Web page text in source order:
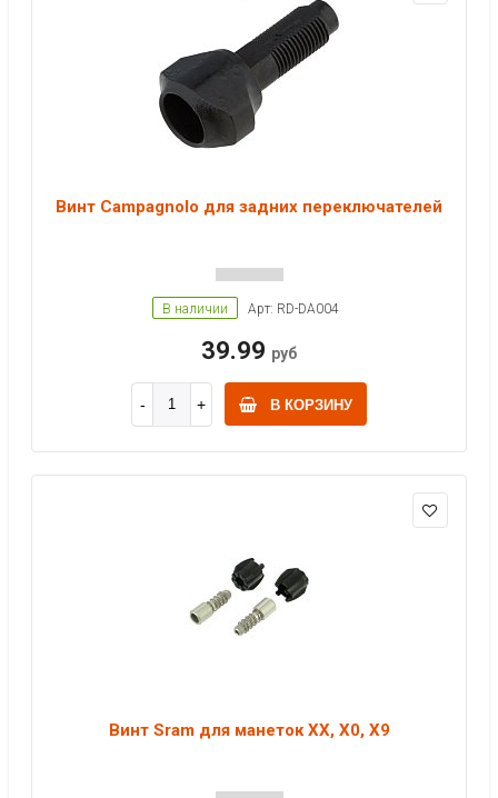
Винт Campagnolo для задних переключателей
В наличии Арт: RD-DA004
39.99 руб
В КОРЗИНУ
Винт Sram для манеток XX, X0, X9